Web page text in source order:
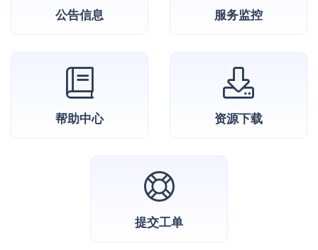
公告信息 服务监控
帮助中心 资源下载
提交工单